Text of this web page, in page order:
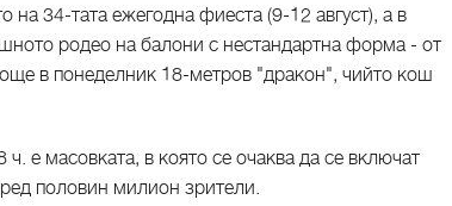
на 34-тата ежегодна фиеста (9-12 август), а в
родео на балони с нестандартна форма - от
в понеделник 18-метров "дракон", чийто кош
е масовката, в която се очаква да се включат
половин милион зрители.